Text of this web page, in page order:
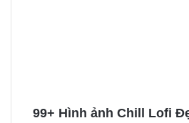
99+ Hình ảnh Chill Lofi